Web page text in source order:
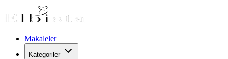
Makaleler
Kategoriler